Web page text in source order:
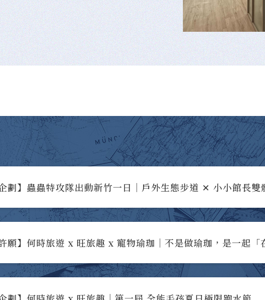
企劃】蟲蟲特攻隊出動新竹一日｜戶外生態步道 ✕ 小小館長雙
願】何時旅遊 x 旺旅趣 x 寵物瑜珈｜不是做瑜珈，是一起「